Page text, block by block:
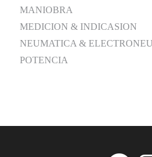
MANIOBRA
MEDICION & INDICASION
NEUMATICA &
POTENCIA